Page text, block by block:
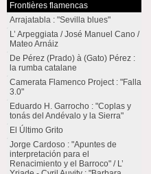
Frontières flamencas
Arrajatabla : "Sevilla blues"
L’ Arpeggiata / José Manuel Cano /
Mateo Arnáiz
De Pérez (Prado) à (Gato) Pérez :
la rumba catalane
Camerata Flamenco Project : "Falla
3.0"
Eduardo H. Garrocho : "Coplas y
tonás del Andévalo y la Sierra"
El Último Grito
Jorge Cardoso : "Apuntes de
interpretación para el
Renacimiento y el Barroco" / L’